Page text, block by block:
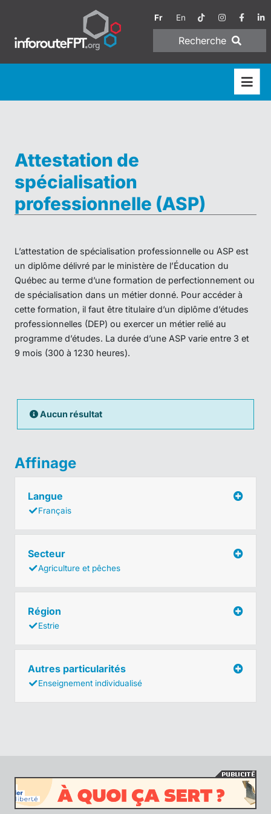
Fr En
Recherche
Attestation de
spécialisation
professionnelle (ASP)
L’attestation de spécialisation professionnelle ou ASP est
un diplôme délivré par le ministère de l’Éducation du
Québec au terme d’une formation de perfectionnement ou
de spécialisation dans un métier donné. Pour accéder à
cette formation, il faut être titulaire d’un diplôme d’études
professionnelles (DEP) ou exercer un métier relié au
programme d’études. La durée d’une ASP varie entre 3 et
9 mois (300 à 1230 heures).
Aucun résultat
Affinage
Langue
Français
Secteur
Agriculture et pêches
Région
Estrie
Autres particularités
Enseignement individualisé